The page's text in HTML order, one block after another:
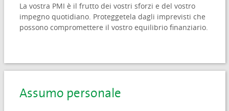
La vostra PMI è il frutto dei vostri sforzi e del vostro
impegno quotidiano. Proteggetela dagli imprevisti che
possono compromettere il vostro equilibrio finanziario.
Assumo personale